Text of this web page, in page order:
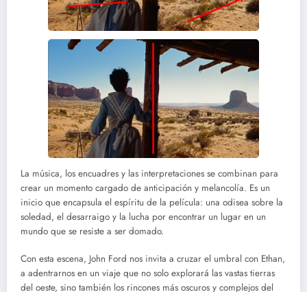
La música, los encuadres y las interpretaciones se combinan para
crear un momento cargado de anticipación y melancolía. Es un
inicio que encapsula el espíritu de la película: una odisea sobre la
soledad, el desarraigo y la lucha por encontrar un lugar en un
mundo que se resiste a ser domado.
Con esta escena, John Ford nos invita a cruzar el umbral con Ethan,
a adentrarnos en un viaje que no solo explorará las vastas tierras
del oeste, sino también los rincones más oscuros y complejos del